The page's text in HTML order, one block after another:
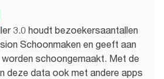
3.0 houdt bezoekersaantallen
Schoonmaken en geeft aan
schoongemaakt. Met de
deze data ook met andere apps